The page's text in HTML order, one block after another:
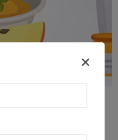
masqué par les fruits
l’exposition répétée aux
×